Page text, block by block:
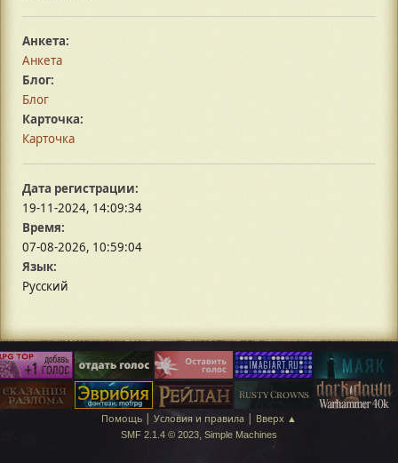
Анкета:
Анкета
Блог:
Блог
Карточка:
Карточка
Дата регистрации:
19-11-2024, 14:09:34
Время:
07-08-2026, 10:59:04
Язык:
Русский
Помощь | Условия и правила | Вверх ▲
SMF 2.1.4 © 2023, Simple Machines